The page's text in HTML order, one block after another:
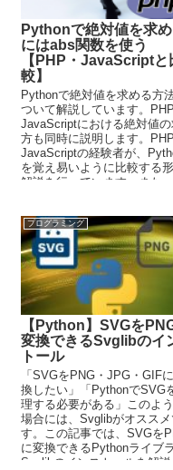
Pythonで絶対値を求
にはabs関数を使う
【PHP・JavaScriptと
較】
Pythonで絶対値を求める方
ついて解説しています。
JavaScriptにおける絶対値の
方も同時に説明します。
JavaScriptの経験者が、
を覚え易いように比較する
解説を行っています。また
す。
プログラミング
【Python】SVGを
変換できるSvglibのイ
トール
「SVGをPNG・JPG・GIF
換したい」「PythonでSVG
理する必要がある」このよ
場合には、Svglibがオスス
す。この記事では、SVGを
に変換できるPythonライブ
Svglibのインストールを解説